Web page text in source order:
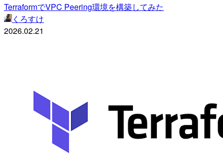
TerraformでVPC Peering環境を構築してみた
くろすけ
2026.02.21